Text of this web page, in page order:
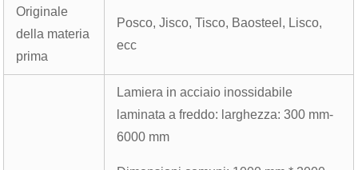
Originale
della materia
prima
Posco, Jisco, Tisco, Baosteel, Lisco,
ecc
Lamiera in acciaio inossidabile
laminata a freddo: larghezza: 300 mm-
6000 mm